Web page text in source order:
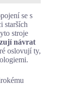
se s
starších
stroje
návrat
oslovují ty,